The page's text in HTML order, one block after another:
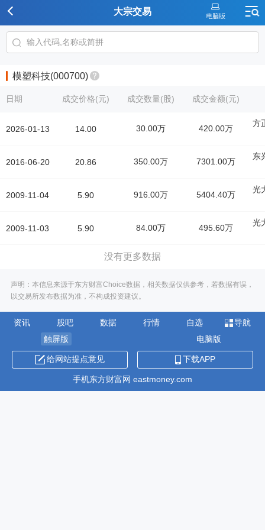
大宗交易
模塑科技(000700)
日期
2026-01-13
2016-06-20
2009-11-04
2009-11-03
成交价格(元) 成交数量(股) 成交金额(元)
14.00 30.00万 420.00万
方
20.86 350.00万 7301.00万
东
5.90 916.00万 5404.40万
光
5.90 84.00万 495.60万
光
没有更多数据
声明：本信息来源于东方财富Choice数据，相关数据仅供参考，若数据有误，
以交易所发布数据为准，不构成投资建议。
资讯 股吧 数据 行情 自选
导航
触屏版
电脑版
给网站提点意见 下载APP
手机东方财富网 eastmoney.com